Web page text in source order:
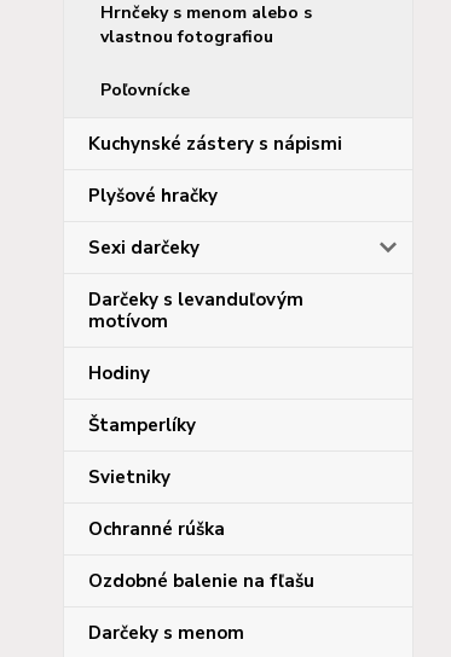
Hrnčeky s menom alebo s
vlastnou fotografiou
Poľovnícke
Kuchynské zástery s nápismi
Plyšové hračky
Sexi darčeky
Darčeky s levanduľovým
motívom
Hodiny
Štamperlíky
Svietniky
Ochranné rúška
Ozdobné balenie na fľašu
Darčeky s menom